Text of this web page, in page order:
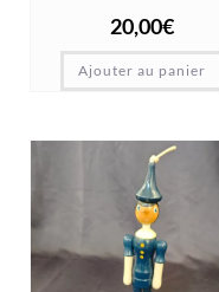
20,00€
Ajouter au panier